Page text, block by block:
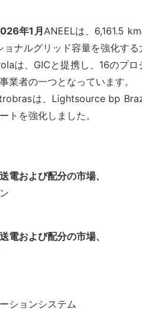
年1月ANEELは、6,161.5
ナルグリッド容量を強化す
は、GICと提携し、16のプ
業者の一つとなっています。
は、Lightsource bp
トを強化しました。
電および配分の市場、
電および配分の市場、
ションシステム